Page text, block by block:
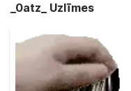
_0atz_ Uzlīmes